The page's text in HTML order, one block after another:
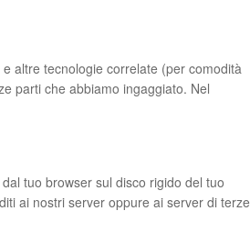
altre tecnologie correlate (per comodità
parti che abbiamo ingaggiato. Nel
tuo browser sul disco rigido del tuo
ai nostri server oppure ai server di terze